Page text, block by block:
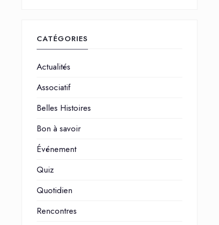
CATÉGORIES
Actualités
Associatif
Belles Histoires
Bon à savoir
Événement
Quiz
Quotidien
Rencontres